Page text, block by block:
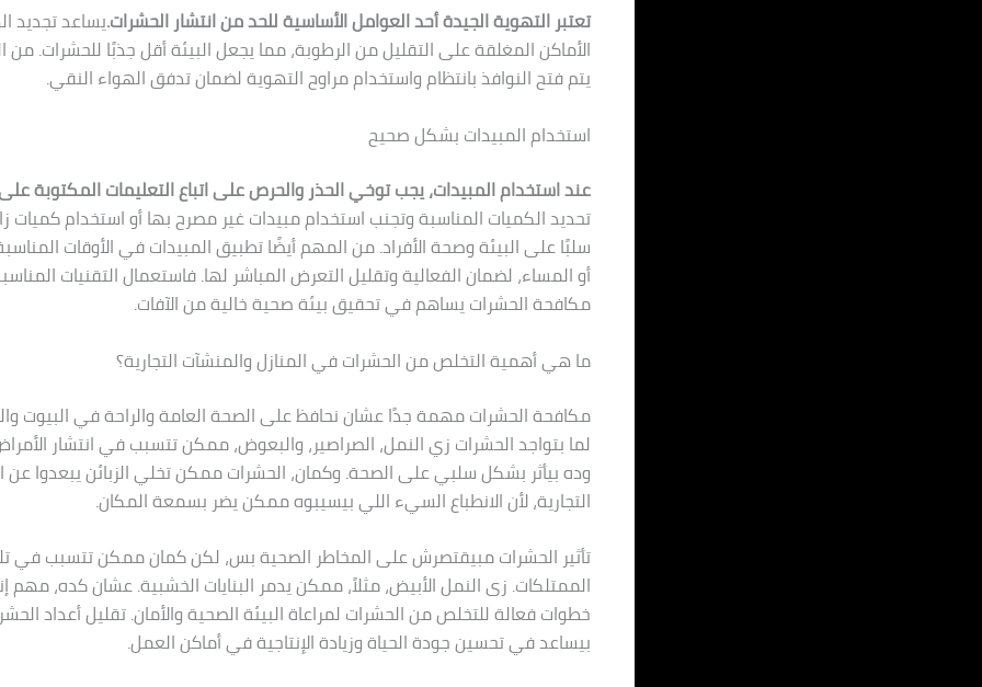
تعتبر التهوية الجيدة أحد العوامل الأساسية للحد من انتشار الحشرات.يساعد تجديد
الأماكن المغلقة على التقليل من الرطوبة، مما يجعل البيئة أقل جذبًا للحشرات. من
يتم فتح النوافذ بانتظام واستخدام مراوح التهوية لضمان تدفق الهواء النقي.
استخدام المبيدات بشكل صحيح
عند استخدام المبيدات، يجب توخي الحذر والحرص على اتباع التعليمات المكتوبة
تحديد الكميات المناسبة وتجنب استخدام مبيدات غير مصرح بها أو استخدام كميات
سلبًا على البيئة وصحة الأفراد. من المهم أيضًا تطبيق المبيدات في الأوقات
أو المساء، لضمان الفعالية وتقليل التعرض المباشر لها. فاستعمال التقنيات
مكافحة الحشرات يساهم في تحقيق بيئة صحية خالية من الآفات.
ما هي أهمية التخلص من الحشرات في المنازل والمنشآت التجارية؟
مكافحة الحشرات مهمة جدًا عشان نحافظ على الصحة العامة والراحة في البيوت
لما بتواجد الحشرات زي النمل، الصراصير، والبعوض، ممكن تتسبب في انتشار
وده بيأثر بشكل سلبي على الصحة. وكمان، الحشرات ممكن تخلي الزبائن يبعدوا عن
التجارية، لأن الانطباع السيء اللي بيسيبوه ممكن يضر بسمعة المكان.
تأثير الحشرات مبيقتصرش على المخاطر الصحية بس، لكن كمان ممكن تتسبب في
الممتلكات. زى النمل الأبيض، مثلاً، ممكن يدمر البنايات الخشبية. عشان كده، مهم
خطوات فعالة للتخلص من الحشرات لمراعاة البيئة الصحية والأمان. تقليل أعداد
بيساعد في تحسين جودة الحياة وزيادة الإنتاجية في أماكن العمل.